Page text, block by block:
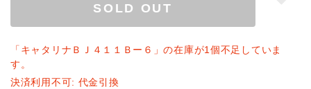
SOLD OUT
「キャタリナＢＪ４１１Ｂー６」の在庫が1個不足していま
す。
決済利用不可: 代金引換